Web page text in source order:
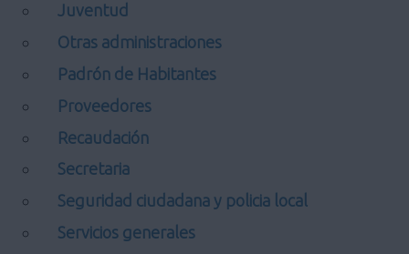
Juventud
Otras administraciones
Padrón de Habitantes
Proveedores
Recaudación
Secretaria
Seguridad ciudadana y policia local
Servicios generales